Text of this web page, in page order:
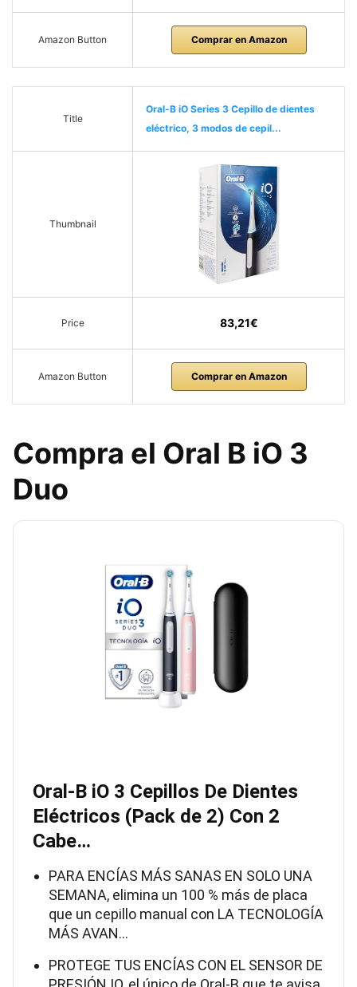
Amazon Button Comprar en Amazon
Title
Oral-B iO Series 3 Cepillo de dientes
eléctrico, 3 modos de cepil...
Thumbnail
Price 83,21€
Amazon Button Comprar en Amazon
Compra el Oral B iO 3
Duo
Oral-B iO 3 Cepillos De Dientes
Eléctricos (Pack de 2) Con 2
Cabe…
PARA ENCÍAS MÁS SANAS EN SOLO UNA
SEMANA, elimina un 100 % más de placa
que un cepillo manual con LA TECNOLOGÍA
MÁS AVAN…
PROTEGE TUS ENCÍAS CON EL SENSOR DE